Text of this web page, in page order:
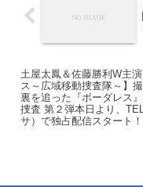
土屋太鳳＆佐藤勝利W主
ス～広域移動捜査隊～】
裏を追った『ボーダレス
捜査 第２弾本日より、
サ）で独占配信スタート！